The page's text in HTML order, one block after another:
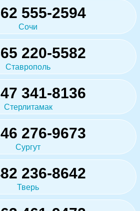
555-2594
Сочи
220-5582
Ставрополь
341-8136
Стерлитамак
276-9673
Сургут
236-8642
Тверь